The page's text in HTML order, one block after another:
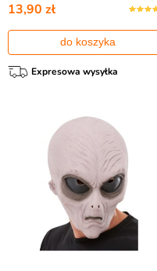
13,90 zł
do koszyka
Expresowa wysyłka